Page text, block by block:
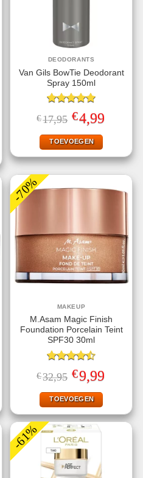
DEODORANTS
Van Gils BowTie Deodorant
Spray 150ml
Gewaardeerd
5.00uit 5
€17,95 Oorspronkelijke
prijs
was:
€17,95.
€4,99Huidige
prijs
TOEVOEGEN
-70%
MAKEUP
M.Asam Magic Finish
Foundation Porcelain Teint
SPF30 30ml
Gewaardeerd
4.50uit 5
€32,95 Oorspronkelijke
prijs
was:
€32,95.
€9,99Huidige
prijs
TOEVOEGEN
-61%